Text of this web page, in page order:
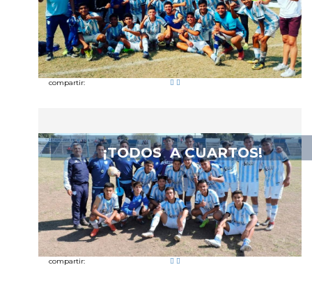
compartir:
¡TODOS A CUARTOS!
compartir: